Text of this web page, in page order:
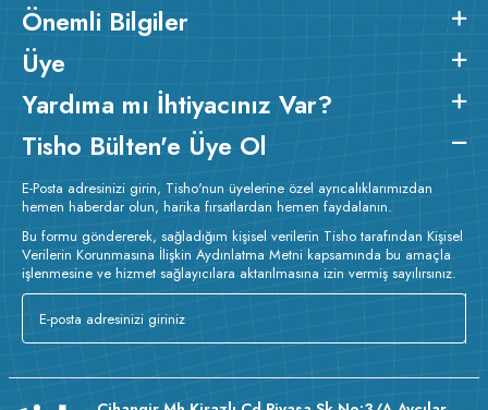
Önemli Bilgiler
Üye
Yardıma mı İhtiyacınız Var?
Tisho Bülten'e Üye Ol
E-Posta adresinizi girin, Tisho'nun üyelerine özel ayrıcalıklarımızdan
hemen haberdar olun, harika fırsatlardan hemen faydalanın.
Bu formu göndererek, sağladığım kişisel verilerin Tisho tarafından Kişisel
Verilerin Korunmasına İlişkin Aydınlatma Metni kapsamında bu amaçla
işlenmesine ve hizmet sağlayıcılara aktarılmasına izin vermiş sayılırsınız.